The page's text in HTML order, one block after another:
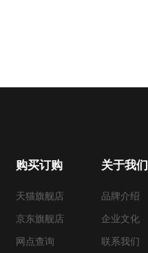
购买订购
天猫旗舰店
京东旗舰店
网点查询
关于我们
品牌介绍
企业文化
联系我们